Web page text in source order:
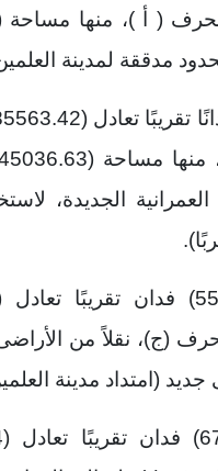
مدققة لمدينة العلمين
الجديدة،
(ج)، نقلاً من
(امتداد مدينة